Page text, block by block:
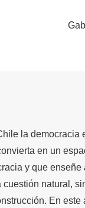
la
en un
y que
natural,
En